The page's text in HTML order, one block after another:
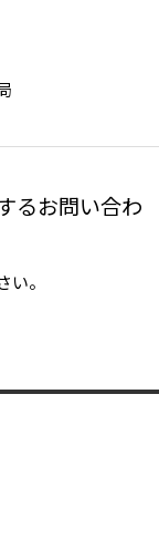
るお問い合わ
。